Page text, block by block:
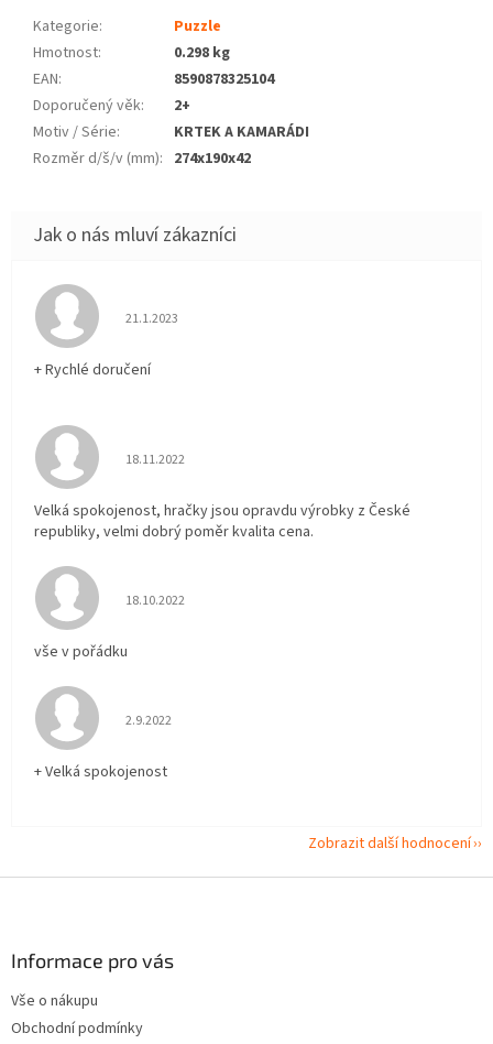
Kategorie:
Puzzle
Hmotnost:
0.298 kg
EAN:
8590878325104
Doporučený věk:
2+
Motiv / Série:
KRTEK A KAMARÁDI
Rozměr d/š/v (mm): 274x190x42
Hodnocení obchodu je 5 z 5 hvězdiček.
21.1.2023
+ Rychlé doručení
Hodnocení obchodu je 5 z 5 hvězdiček.
18.11.2022
Velká spokojenost, hračky jsou opravdu výrobky z České
republiky, velmi dobrý poměr kvalita cena.
Hodnocení obchodu je 5 z 5 hvězdiček.
18.10.2022
vše v pořádku
Hodnocení obchodu je 5 z 5 hvězdiček.
2.9.2022
+ Velká spokojenost
Zobrazit další hodnocení
Informace pro vás
Vše o nákupu
Obchodní podmínky